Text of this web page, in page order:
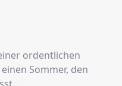
ordentlichen
Sommer, den